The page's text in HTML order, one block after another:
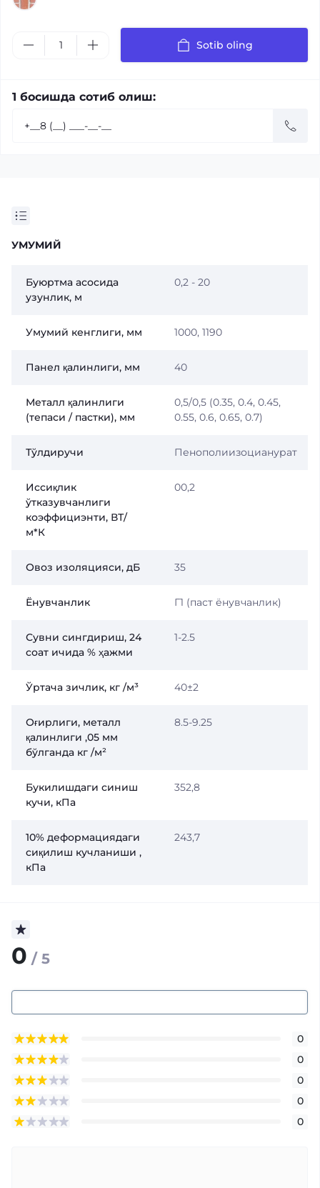
Sotib oling
1 босишда сотиб олиш:
УМУМИЙ
Буюртма асосида
узунлик, м
0,2 - 20
Умумий кенглиги, мм 1000, 1190
Панел қалинлиги, мм 40
Металл қалинлиги
(тепаси / пастки), мм
0,5/0,5 (0.35, 0.4, 0.45,
0.55, 0.6, 0.65, 0.7)
Тўлдиручи Пенополиизоцианурат
Иссиқлик
ўтказувчанлиги
коэффициэнти, ВТ/
м*К
00,2
Овоз изоляцияси, дБ 35
Ёнувчанлик Г1 (паст ёнувчанлик)
Сувни сингдириш, 24
соат ичида % ҳажми
1-2.5
Ўртача зичлик, кг /м³ 40±2
Оғирлиги, металл
қалинлиги ,05 мм
бўлганда кг /м²
8.5-9.25
Букилишдаги синиш
кучи, кПа
352,8
10% деформациядаги
сиқилиш кучланиши ,
кПа
243,7
0 / 5
0
0
0
0
0